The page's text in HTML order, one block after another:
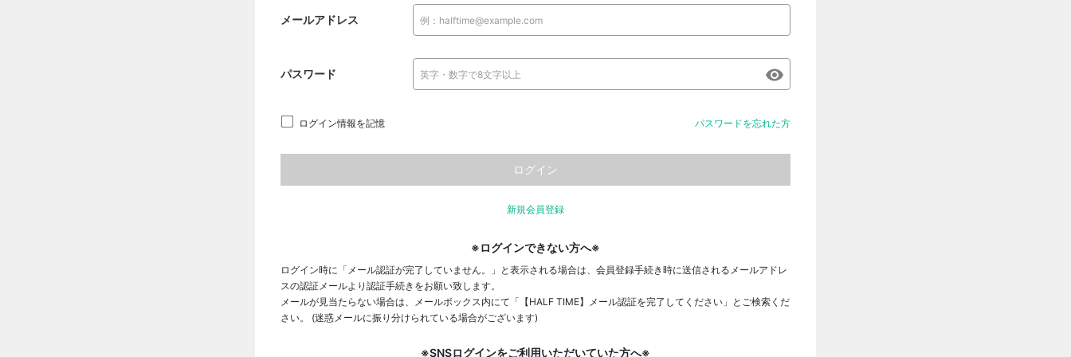
メールアドレス
パスワード
ログイン情報を記憶 パスワードを忘れた方
新規会員登録
※ログインできない方へ※
ログイン時に「メール認証が完了していません。」と表示される場合は、会員登録手続き時に送信されるメールアドレ
スの認証メールより認証手続きをお願い致します。
メールが見当たらない場合は、メールボックス内にて「【HALF TIME】メール認証を完了してください」とご検索くだ
さい。 (迷惑メールに振り分けられている場合がございます)
※SNSログインをご利用いただいていた方へ※